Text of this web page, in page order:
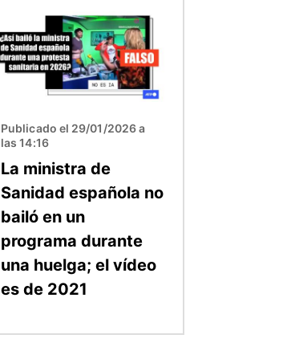
Publicado el 29/01/2026 a
las 14:16
La ministra de
Sanidad española no
bailó en un
programa durante
una huelga; el vídeo
es de 2021